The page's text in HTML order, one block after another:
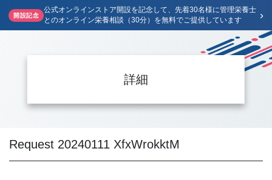
開設記念
公式オンラインストア開設を記念して、先着30名様に管理栄養士
とのオンライン栄養相談（30分）を無料でご提供しています
›
詳細
Request 20240111 XfxWrokktM